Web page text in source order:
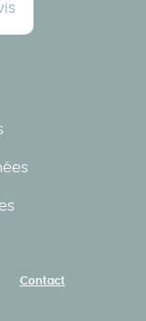
Contact